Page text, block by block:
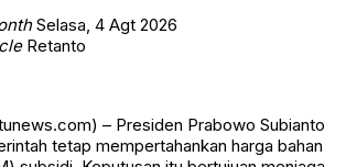
Selasa, 4 Agt 2026
Retanto
– Presiden Prabowo Subianto
tetap mempertahankan harga bahan